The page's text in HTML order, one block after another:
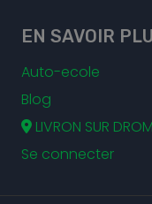
EN SAVOIR
Auto-ecole
Blog
LIVRON SUR
Se connecter